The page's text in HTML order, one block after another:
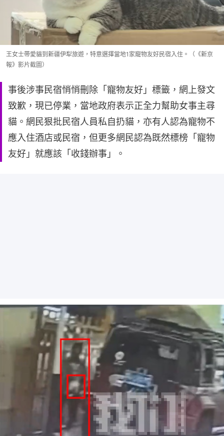
王女士帶愛貓到新疆伊犁旅遊，特意選擇當地1家寵物友好民宿入住。（《新京
報》影片截圖）
事後涉事民宿悄悄刪除「寵物友好」標籤，網上發文
致歉，現已停業，當地政府表示正全力幫助女事主尋
貓。網民狠批民宿人員私自扔貓，亦有人認為寵物不
應入住酒店或民宿，但更多網民認為既然標榜「寵物
友好」就應該「收錢辦事」。